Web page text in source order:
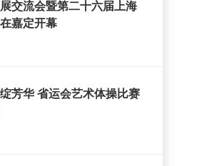
交流会暨第二十六届上海
嘉定开幕
芳华 省运会艺术体操比赛